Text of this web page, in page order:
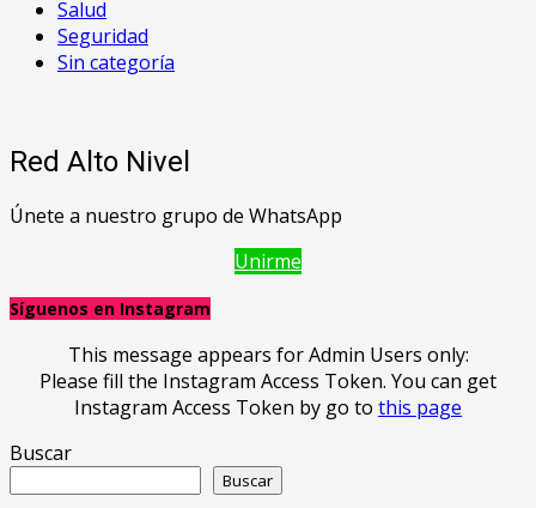
Salud
Seguridad
Sin categoría
Red Alto Nivel
Únete a nuestro grupo de WhatsApp
Unirme
Síguenos en Instagram
This message appears for Admin Users only:
Please fill the Instagram Access Token. You can get
Instagram Access Token by go to this page
Buscar
Buscar